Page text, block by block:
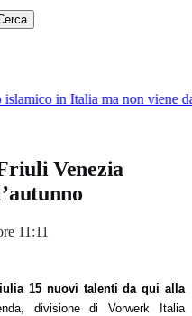
in Italia ma non viene
Venezia
11:11
15 nuovi talenti da qui alla
divisione di Vorwerk Italia